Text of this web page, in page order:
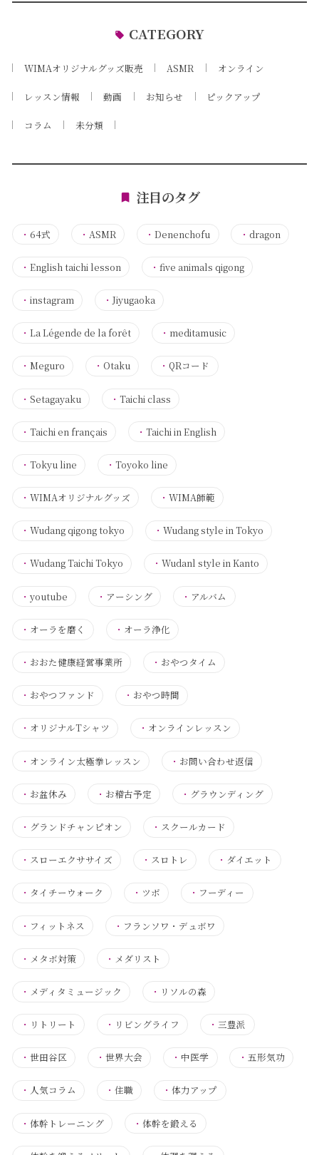
CATEGORY
WIMAオリジナルグッズ販売 ASMR オンライン
レッスン情報 動画 お知らせ ピックアップ
コラム 未分類
注目のタグ
・ 64式 ・ ASMR ・Denenchofu ・ dragon
・ English taichi lesson ・five animals qigong
・ instagram ・Jiyugaoka
・ La Légende de la forêt ・ meditamusic
・ Meguro ・ Otaku ・QRコード
・ Setagayaku ・Taichi class
・ Taichi en français ・Taichi in English
・ Tokyu line ・Toyoko line
・ WIMAオリジナルグッズ ・WIMA師範
・ Wudang qigong tokyo ・Wudang style in Tokyo
・ Wudang Taichi Tokyo ・Wudanl style in Kanto
・ youtube ・ アーシング ・ アルバム
・ オーラを磨く ・ オーラ浄化
・ おおた健康経営事業所 ・ おやつタイム
・ おやつファンド ・ おやつ時間
・ オリジナルTシャツ ・ オンラインレッスン
・ オンライン太極拳レッスン ・ お問い合わせ返信
・ お盆休み ・ お稽古予定 ・ グラウンディング
・ グランドチャンピオン ・ スクールカード
・ スローエクササイズ ・ スロトレ ・ ダイエット
・ タイチーウォーク ・ ツボ ・ フーディー
・ フィットネス ・ フランソワ・デュボワ
・ メタボ対策 ・ メダリスト
・ メディタミュージック ・ リソルの森
・ リトリート ・ リビングライフ ・三豊派
・ 世田谷区 ・世界大会 ・ 中医学 ・ 五形気功
・ 人気コラム ・住職 ・体力アップ
・ 体幹トレーニング ・体幹を鍛える